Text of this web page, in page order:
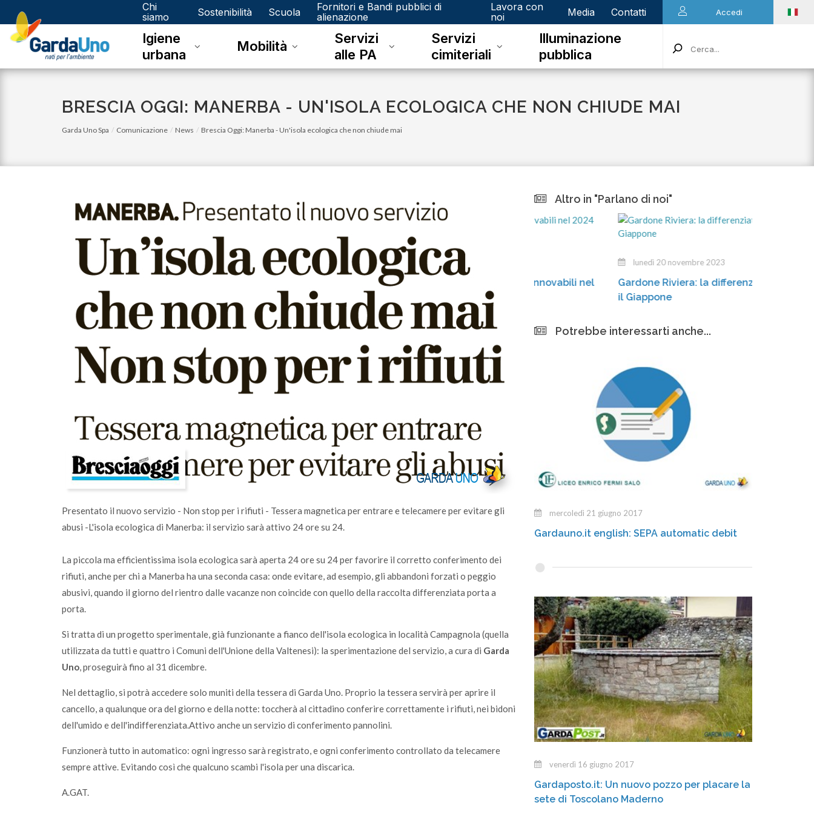
Gardauno
Spa
Chi
siamo
Sostenibilità Scuola
Fornitori e Bandi pubblici di
alienazione
Lavora con
noi
Media Contatti Accedi
Igiene
urbana
Mobilità
Servizi
alle PA
Servizi
cimiteriali
Illuminazione
pubblica
BRESCIA OGGI: MANERBA - UN'ISOLA ECOLOGICA CHE NON CHIUDE MAI
Garda Uno Spa Comunicazione News Brescia Oggi: Manerba - Un'isola ecologica che non chiude mai
Presentato il nuovo servizio - Non stop per i rifiuti - Tessera magnetica per entrare e telecamere per evitare gli
abusi -L'isola ecologica di Manerba: il servizio sarà attivo 24 ore su 24.
La piccola ma efficientissima isola ecologica sarà aperta 24 ore su 24 per favorire il corretto conferimento dei
rifiuti, anche per chi a Manerba ha una seconda casa: onde evitare, ad esempio, gli abbandoni forzati o peggio
abusivi, quando il giorno del rientro dalle vacanze non coincide con quello della raccolta differenziata porta a
porta.
Si tratta di un progetto sperimentale, già funzionante a fianco dell'isola ecologica in località Campagnola (quella
utilizzata da tutti e quattro i Comuni dell'Unione della Valtenesi): la sperimentazione del servizio, a cura di Garda
Uno, proseguirà fino al 31 dicembre.
Nel dettaglio, si potrà accedere solo muniti della tessera di Garda Uno. Proprio la tessera servirà per aprire il
cancello, a qualunque ora del giorno e della notte: toccherà al cittadino conferire correttamente i rifiuti, nei bidoni
dell'umido e dell'indifferenziata.Attivo anche un servizio di conferimento pannolini.
Funzionerà tutto in automatico: ogni ingresso sarà registrato, e ogni conferimento controllato da telecamere
sempre attive. Evitando così che qualcuno scambi l'isola per una discarica.
A.GAT.
Altro in "Parlano di noi"
lunedì 03 luglio 2023
una media del 77%
lunedì 15 gennaio 2024
Video: Comunità Energetiche Rinnovabili nel
2024 sul Lago di Garda
lunedì 20 novembre 2023
Gardone Riviera: la differenziata «conquista»
Potrebbe interessarti anche...
mercoledì 21 giugno 2017
Gardauno.it english: SEPA automatic debit
venerdì 16 giugno 2017
Gardaposto.it: Un nuovo pozzo per placare la
sete di Toscolano Maderno